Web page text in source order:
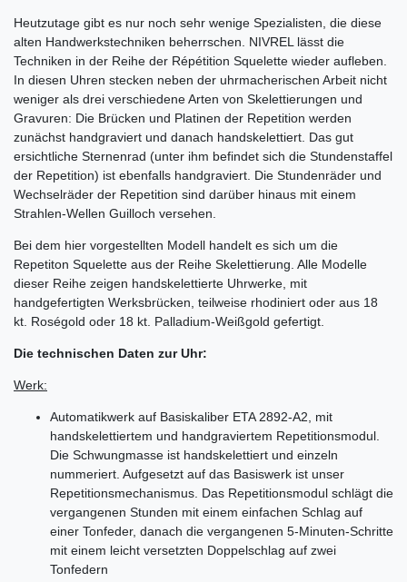
Heutzutage gibt es nur noch sehr wenige Spezialisten, die diese
alten Handwerkstechniken beherrschen. NIVREL lässt die
Techniken in der Reihe der Répétition Squelette wieder aufleben.
In diesen Uhren stecken neben der uhrmacherischen Arbeit nicht
weniger als drei verschiedene Arten von Skelettierungen und
Gravuren: Die Brücken und Platinen der Repetition werden
zunächst handgraviert und danach handskelettiert. Das gut
ersichtliche Sternenrad (unter ihm befindet sich die Stundenstaffel
der Repetition) ist ebenfalls handgraviert. Die Stundenräder und
Wechselräder der Repetition sind darüber hinaus mit einem
Strahlen-Wellen Guilloch versehen.
Bei dem hier vorgestellten Modell handelt es sich um die
Repetiton Squelette aus der Reihe Skelettierung. Alle Modelle
dieser Reihe zeigen handskelettierte Uhrwerke, mit
handgefertigten Werksbrücken, teilweise rhodiniert oder aus 18
kt. Roségold oder 18 kt. Palladium-Weißgold gefertigt.
Die technischen Daten zur Uhr:
Werk:
Automatikwerk auf Basiskaliber ETA 2892-A2, mit
handskelettiertem und handgraviertem Repetitionsmodul.
Die Schwungmasse ist handskelettiert und einzeln
nummeriert. Aufgesetzt auf das Basiswerk ist unser
Repetitionsmechanismus. Das Repetitionsmodul schlägt die
vergangenen Stunden mit einem einfachen Schlag auf
einer Tonfeder, danach die vergangenen 5-Minuten-Schritte
mit einem leicht versetzten Doppelschlag auf zwei
Tonfedern